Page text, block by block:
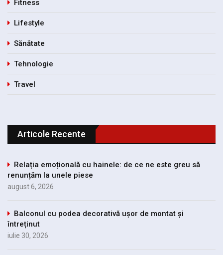
Fitness
Lifestyle
Sănătate
Tehnologie
Travel
Articole Recente
Relația emoțională cu hainele: de ce ne este greu să
renunțăm la unele piese
august 6, 2026
Balconul cu podea decorativă ușor de montat și
întreținut
iulie 30, 2026